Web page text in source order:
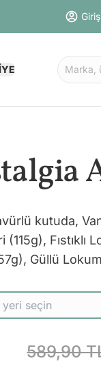
kutuda,
Fıstıklı
Güllü
589,90